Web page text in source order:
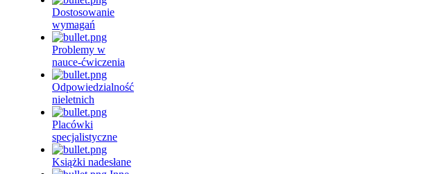
Dostosowanie
wymagań
Problemy w
nauce-ćwiczenia
Odpowiedzialność
nieletnich
Placówki
specjalistyczne
Książki nadesłane